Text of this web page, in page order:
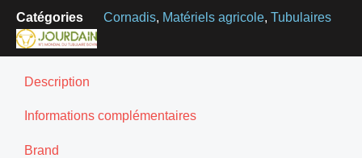
Catégories
Cornadis Matériels agricole Tubulaires
Description
Informations complémentaires
Brand